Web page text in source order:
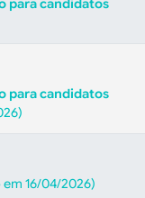
para candidatos
para candidatos
16/04/2026)